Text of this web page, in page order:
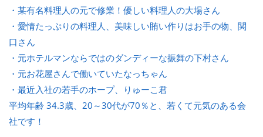
・某有名料理人の元で修業！優しい料理人の大場さん
・愛情たっぷりの料理人、美味しい賄い作りはお手の物、関
口さん
・元ホテルマンならではのダンディーな振舞の下村さん
・元お花屋さんで働いていたなっちゃん
・最近入社の若手のホープ、りゅーこ君
平均年齢 34.3歳、20～30代が70％と、若くて元気のある会
社です！